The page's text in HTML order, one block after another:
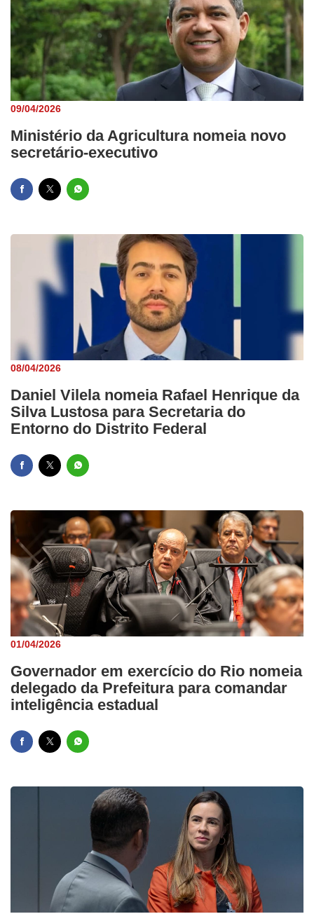
09/04/2026
Ministério da Agricultura nomeia novo
secretário-executivo
08/04/2026
Daniel Vilela nomeia Rafael Henrique da
Silva Lustosa para Secretaria do
Entorno do Distrito Federal
01/04/2026
Governador em exercício do Rio nomeia
delegado da Prefeitura para comandar
inteligência estadual